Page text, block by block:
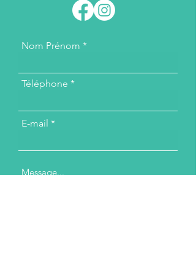
Nom Prénom
Téléphone
E-mail
Message...